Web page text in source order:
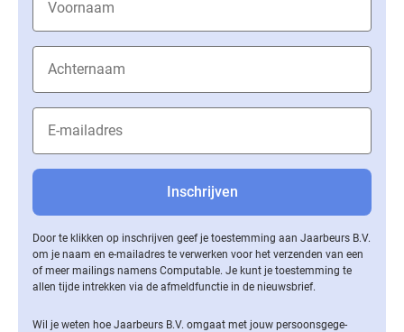
Door te klikken op inschrijven geef je toestemming aan Jaarbeurs B.V.
om je naam en e-mailadres te verwerken voor het verzenden van een
of meer mailings namens Computable. Je kunt je toestemming te
allen tijde intrekken via de af­meld­func­tie in de nieuwsbrief.
Wil je weten hoe Jaarbeurs B.V. omgaat met jouw per­soons­ge­ge­